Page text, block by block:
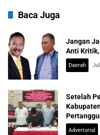
Baca Juga
Jangan
Anti Kritik,
Daerah
Setelah
Advertorial